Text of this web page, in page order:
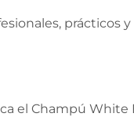
prácticos
el Champú